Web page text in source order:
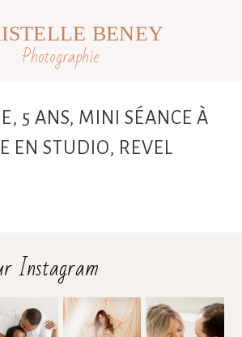
Photographie
BENEY
5 ANS, MINI SÉANCE À
EN STUDIO, REVEL
Instagram